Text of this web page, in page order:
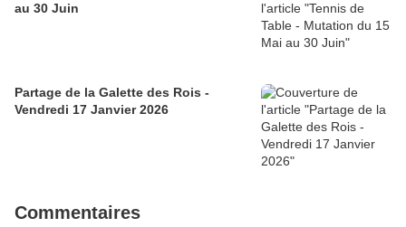
au 30 Juin
Partage de la Galette des Rois -
Vendredi 17 Janvier 2026
Commentaires